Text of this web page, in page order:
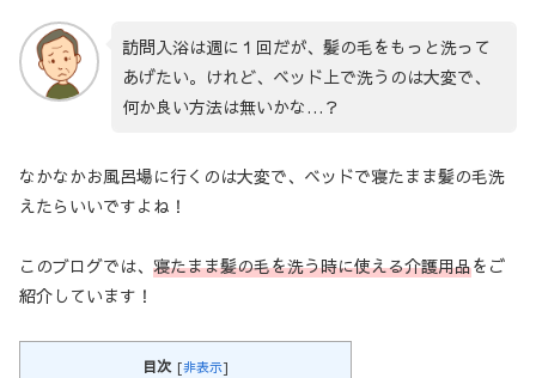
訪問入浴は週に１回だが、髪の毛をもっと洗って
あげたい。けれど、ベッド上で洗うのは大変で、
何か良い方法は無いかな…？
なかなかお風呂場に行くのは大変で、ベッドで寝たまま髪の毛洗
えたらいいですよね！
このブログでは、 寝たまま髪の毛を洗う時に使える介護用品をご
紹介しています！
目次 [非表示]